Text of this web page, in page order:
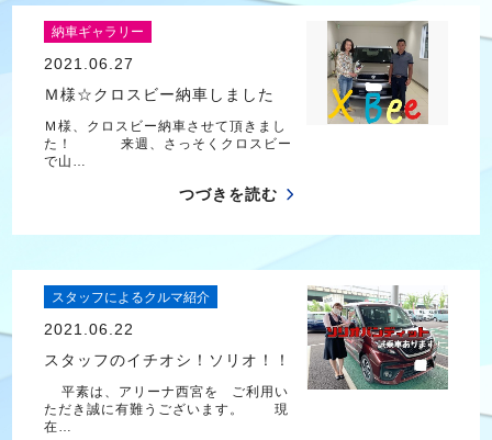
納車ギャラリー
2021.06.27
Ｍ様☆クロスビー納車しました
Ｍ様、クロスビー納車させて頂きまし
た！ 来週、さっそくクロスビー
で山…
つづきを読む
スタッフによるクルマ紹介
2021.06.22
スタッフのイチオシ！ソリオ！！
平素は、アリーナ西宮を ご利用い
ただき誠に有難うございます。 現
在…